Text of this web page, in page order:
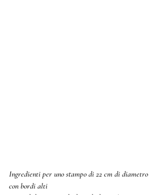
Ingredienti per uno stampo di 22 cm di diametro
con bordi alti